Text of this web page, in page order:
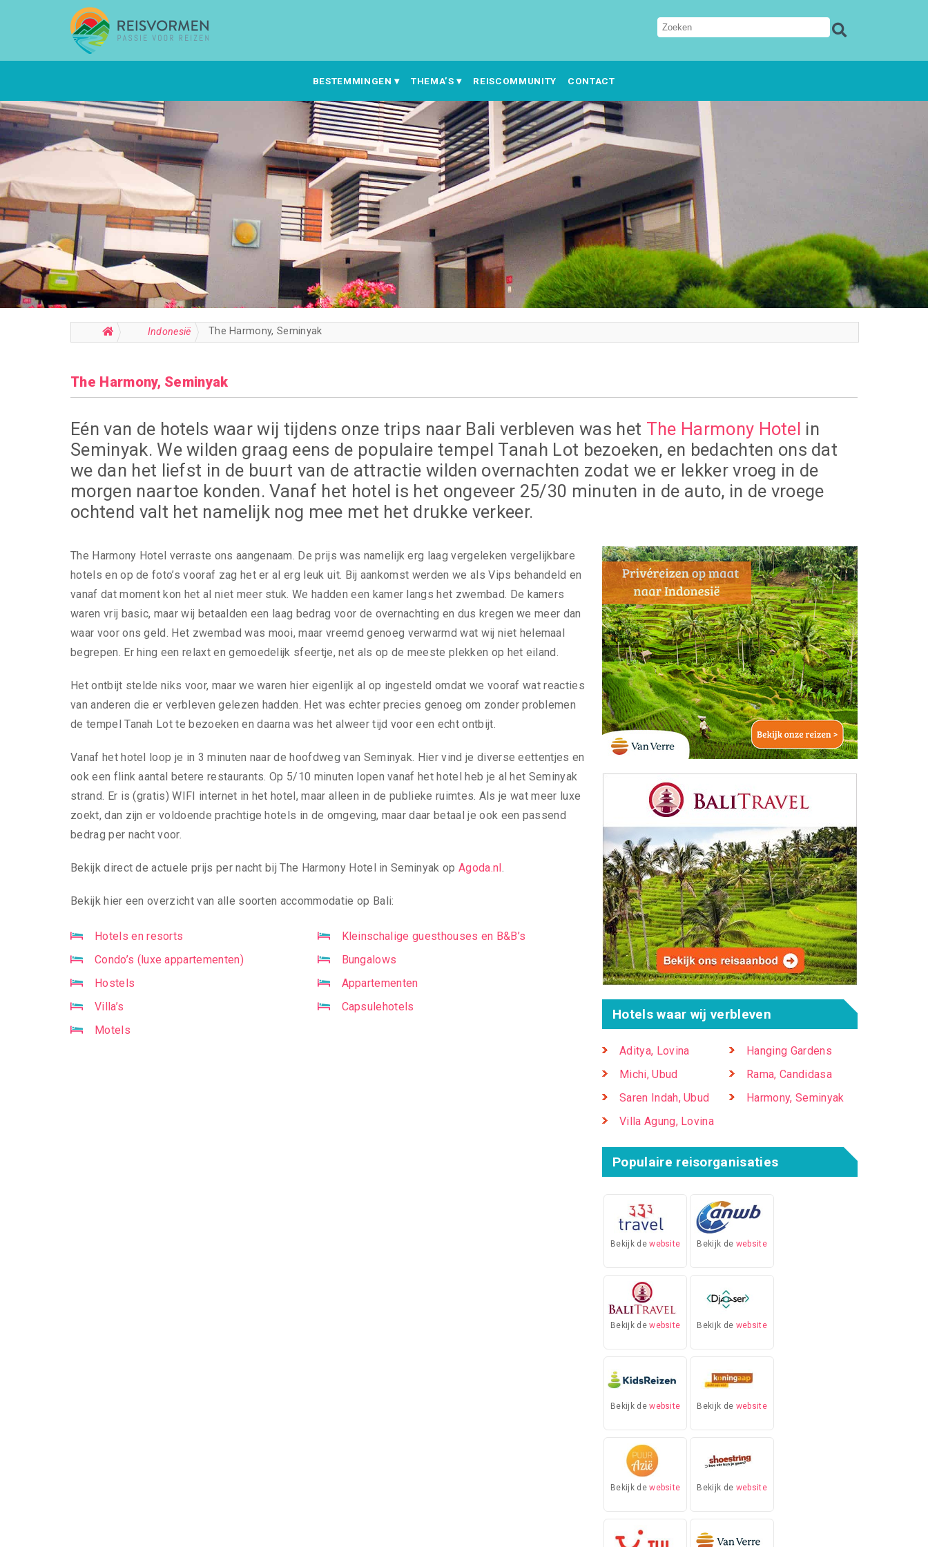
BESTEMMINGEN THEMA’S REISCOMMUNITY CONTACT
Indonesië The Harmony, Seminyak
The Harmony, Seminyak
Eén van de hotels waar wij tijdens onze trips naar Bali verbleven was het The Harmony Hotel in
Seminyak. We wilden graag eens de populaire tempel Tanah Lot bezoeken, en bedachten ons dat
we dan het liefst in de buurt van de attractie wilden overnachten zodat we er lekker vroeg in de
morgen naartoe konden. Vanaf het hotel is het ongeveer 25/30 minuten in de auto, in de vroege
ochtend valt het namelijk nog mee met het drukke verkeer.
The Harmony Hotel verraste ons aangenaam. De prijs was namelijk erg laag vergeleken vergelijkbare
hotels en op de foto’s vooraf zag het er al erg leuk uit. Bij aankomst werden we als Vips behandeld en
vanaf dat moment kon het al niet meer stuk. We hadden een kamer langs het zwembad. De kamers
waren vrij basic, maar wij betaalden een laag bedrag voor de overnachting en dus kregen we meer dan
waar voor ons geld. Het zwembad was mooi, maar vreemd genoeg verwarmd wat wij niet helemaal
begrepen. Er hing een relaxt en gemoedelijk sfeertje, net als op de meeste plekken op het eiland.
Het ontbijt stelde niks voor, maar we waren hier eigenlijk al op ingesteld omdat we vooraf wat reacties
van anderen die er verbleven gelezen hadden. Het was echter precies genoeg om zonder problemen
de tempel Tanah Lot te bezoeken en daarna was het alweer tijd voor een echt ontbijt.
Vanaf het hotel loop je in 3 minuten naar de hoofdweg van Seminyak. Hier vind je diverse eettentjes en
ook een flink aantal betere restaurants. Op 5/10 minuten lopen vanaf het hotel heb je al het Seminyak
strand. Er is (gratis) WIFI internet in het hotel, maar alleen in de publieke ruimtes. Als je wat meer luxe
zoekt, dan zijn er voldoende prachtige hotels in de omgeving, maar daar betaal je ook een passend
bedrag per nacht voor.
Bekijk direct de actuele prijs per nacht bij The Harmony Hotel in Seminyak op Agoda.nl.
Bekijk hier een overzicht van alle soorten accommodatie op Bali:
Hotels en resorts
Kleinschalige guesthouses en B&B’s
Condo’s (luxe appartementen)
Bungalows
Hostels
Appartementen
Villa’s
Capsulehotels
Motels
Hotels waar wij verbleven
Aditya, Lovina
Hanging Gardens
Michi, Ubud
Rama, Candidasa
Saren Indah, Ubud
Harmony, Seminyak
Villa Agung, Lovina
Populaire reisorganisaties
Bekijk dewebsite Bekijk de website
Bekijk dewebsite Bekijk de website
Bekijk dewebsite Bekijk de website
Bekijk dewebsite Bekijk de website